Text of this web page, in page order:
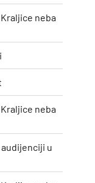
neba
neba
audijenciji u